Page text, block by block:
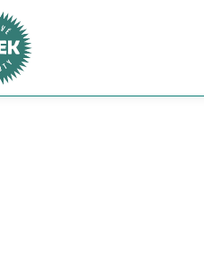
objednávce nad 2 000 Kč